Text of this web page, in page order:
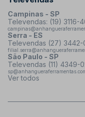
Campinas - SP
Televendas: (19) 3116-
Serra - ES
Televendas (27) 3442-
São Paulo - SP
Televendas (11) 4349-
Ver todos